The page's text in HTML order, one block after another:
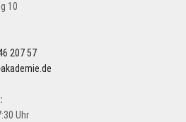
10
207 57
Uhr